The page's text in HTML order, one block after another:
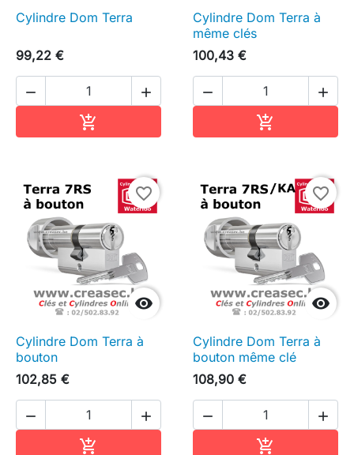
Cylindre Dom Terra
99,22 €
 

Cylindre Dom Terra à
même clés
100,43 €
 


favorite_border
Cylindre Dom Terra à
bouton
102,85 €
 


favorite_border
Cylindre Dom Terra à
bouton même clé
108,90 €
 
